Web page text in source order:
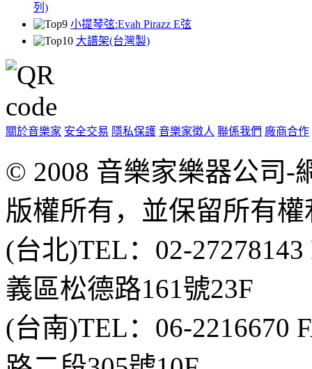
列)
小提琴弦:Evah Pirazz E弦
大譜架(台灣製)
關於音樂家 安全交易 隱私保護 音樂家徵人 聯係我們 廠商合作
© 2008 音樂家樂器公司-
版權所有，並保留所有權
(台北)TEL：02-
義區松德路161號23F
(台南)TEL：06-2216670